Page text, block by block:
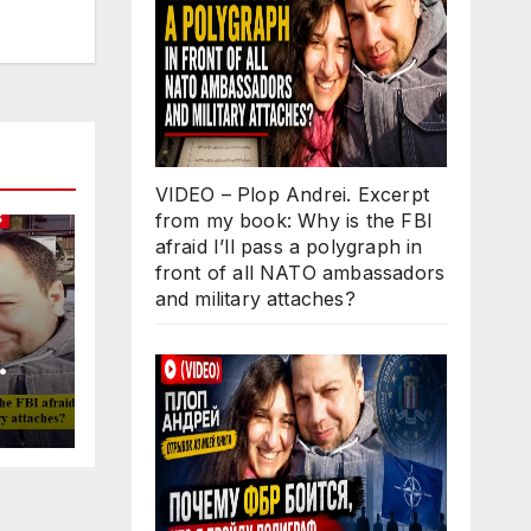
in
VIDEO – Plop Andrei. Excerpt
from my book: Why is the FBI
afraid I’ll pass a polygraph in
front of all NATO ambassadors
and military attaches?